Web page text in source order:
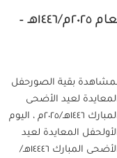
معايدة آل بوعينين بعيد الأضحى لعام ٢٠٢٥م/١٤٤٦هـ –
بقية الصورحفل
لعيد الأضحى
المبارك ١٤٤٦هـ/٢٠٢٥م ، اليوم
المعايدة لعيد
الأضحى المبارك ١٤٤٤٦هـ/